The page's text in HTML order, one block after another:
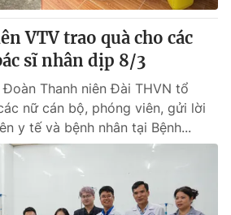
VTV trao quà cho các
sĩ nhân dịp 8/3
Thanh niên Đài THVN tổ
nữ cán bộ, phóng viên, gửi lời
y tế và bệnh nhân tại Bệnh...